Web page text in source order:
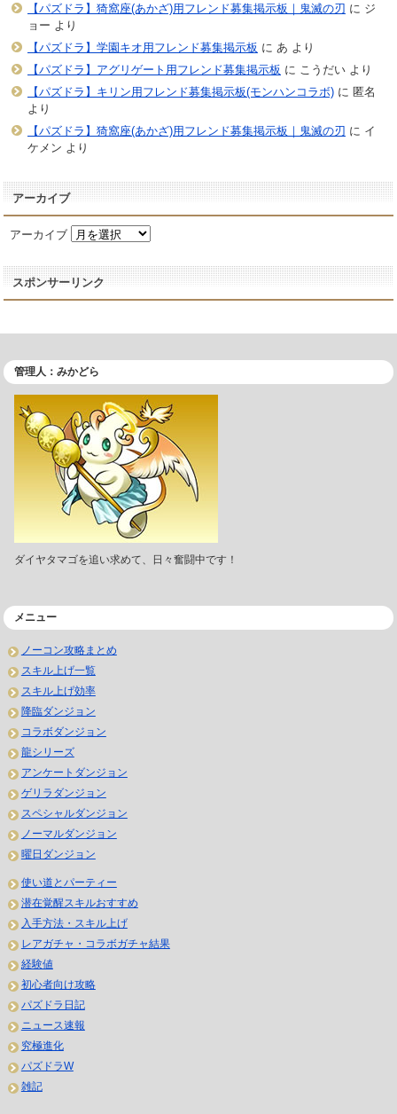
【パズドラ】猗窩座(あかざ)用フレンド募集掲示板｜鬼滅の刃 に ジ
ョー より
【パズドラ】学園キオ用フレンド募集掲示板 に あ より
【パズドラ】アグリゲート用フレンド募集掲示板 に こうだいより
【パズドラ】キリン用フレンド募集掲示板(モンハンコラボ)に 匿名
より
【パズドラ】猗窩座(あかざ)用フレンド募集掲示板｜鬼滅の刃 に イ
ケメン より
アーカイブ
アーカイブ
スポンサーリンク
管理人：みかどら
ダイヤタマゴを追い求めて、日々奮闘中です！
メニュー
ノーコン攻略まとめ
スキル上げ一覧
スキル上げ効率
降臨ダンジョン
コラボダンジョン
龍シリーズ
アンケートダンジョン
ゲリラダンジョン
スペシャルダンジョン
ノーマルダンジョン
曜日ダンジョン
使い道とパーティー
潜在覚醒スキルおすすめ
入手方法・スキル上げ
レアガチャ・コラボガチャ結果
経験値
初心者向け攻略
パズドラ日記
ニュース速報
究極進化
パズドラW
雑記